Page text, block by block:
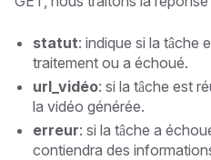
statut: indique si la tâche
traitement ou a échoué.
url_vidéo: si la tâche est
la vidéo générée.
erreur: si la tâche a
contiendra des